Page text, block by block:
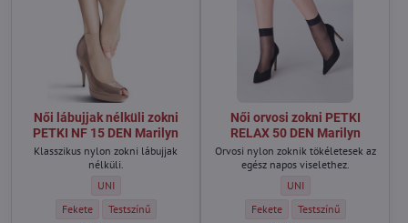
Női lábujjak nélküli zokni
PETKI NF 15 DEN Marilyn
Klasszikus nylon zokni lábujjak
nélküli.
Női lábujjak nélküli zokni PETKI NF 15 DEN Marilyn - Méret:
UNI
Női lábujjak nélküli zokni PETKI NF 15 DEN Marilyn - Szín:
Fekete Női lábujjak nélküli zokni PETKI NF 15 DEN Marilyn - Szín:
Testszínű
Női orvosi zokni PETKI
RELAX 50 DEN Marilyn
Orvosi nylon zoknik tökéletesek az
egész napos viselethez.
Női orvosi zokni PETKI
UNI
Női orvosi zokni PETKI RELAX 50
Fekete Női orvosi zokni PETKI
Testszínű